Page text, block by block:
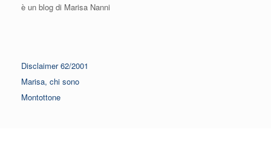
è un blog di Marisa Nanni
Disclaimer 62/2001
Marisa, chi sono
Montottone